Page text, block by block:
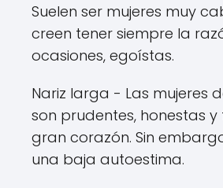
Suelen ser mujeres muy
creen tener siempre la
ocasiones, egoístas.
Nariz larga - Las mujeres
son prudentes, honestas y
gran corazón. Sin
una baja autoestima.